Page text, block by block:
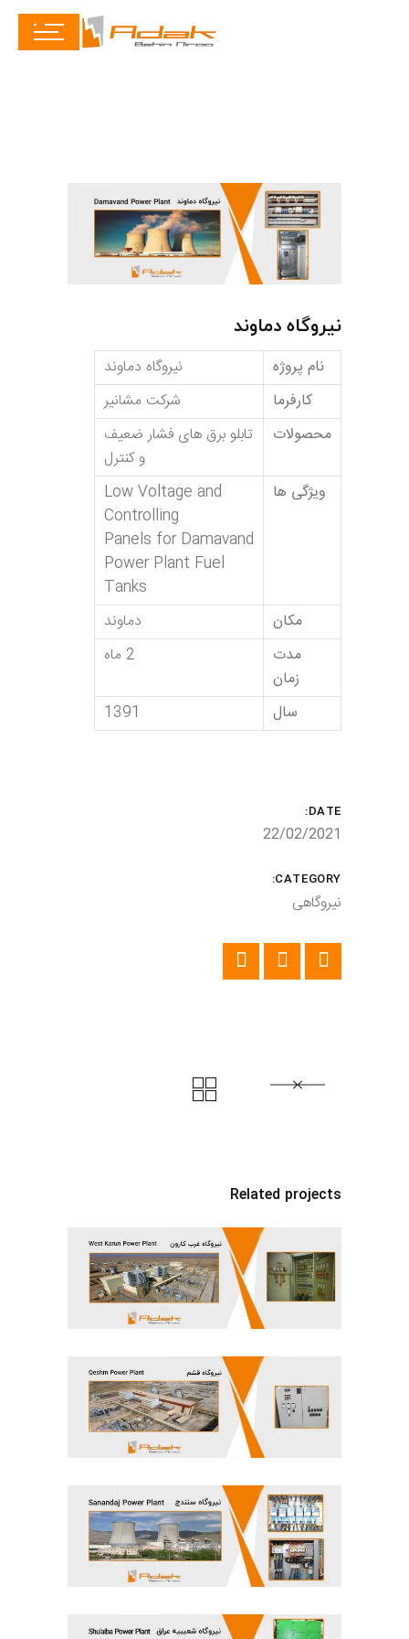
نیروگاه دماوند
نام پروژه
نیروگاه دماوند
کارفرما
شرکت مشانیر
محصولات
تابلو برق های فشار ضعیف
و کنترل
ویژگی ها
Low Voltage and
Controlling
Panels for Damavand
Power Plant Fuel
Tanks
مکان
دماوند
مدت
زمان
2 ماه
سال 1391
DATE:
22/02/2021
CATEGORY:
نیروگاهی
Related projects